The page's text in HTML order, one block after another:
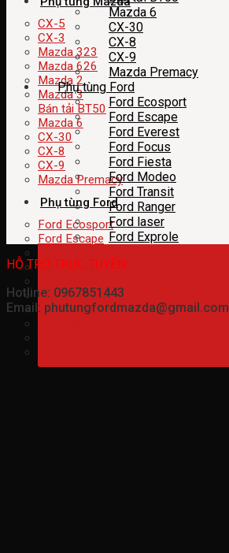
CX-5
CX-3
Mazda 323
Mazda 626
Mazda 2
Mazda 3
Bán tải BT50
Mazda 6
CX-30
CX-8
CX-9
Mazda Premacy
Phụ tùng Ford
Ford Ecosport
Ford Escape
Ford Focus
Ford Modeo
Ford Transit
Mazda 6
CX-30
CX-8
CX-9
Mazda Premacy
Phụ tùng Ford
Ford Ecosport
Ford Escape
Ford Everest
Ford Focus
Ford Fiesta
Ford Modeo
Ford Transit
Ford Ranger
Ford laser
Ford Exprole
HỖ TRỢ TRỰC TUYẾN
Hotline: 0967851443
Email: phutungfordmazda@gmail.com